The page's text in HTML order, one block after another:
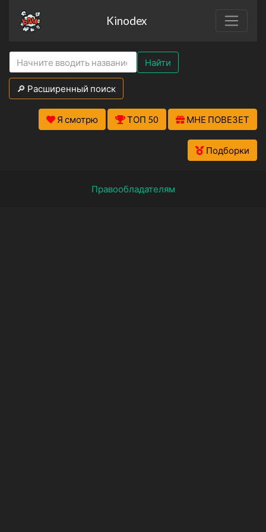
Kinodex
Найти
🔎 Расширенный поиск
Я смотрю ТОП 50 МНЕ ПОВЕЗЕТ
Подборки
Правообладателям